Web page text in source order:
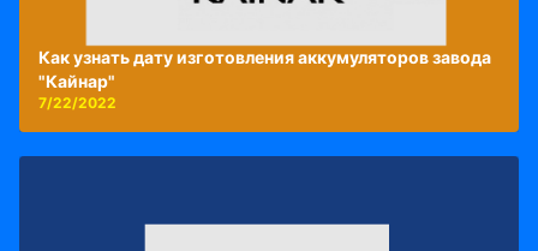
Как узнать дату изготовления аккумуляторов завода
"Кайнар"
7/22/2022